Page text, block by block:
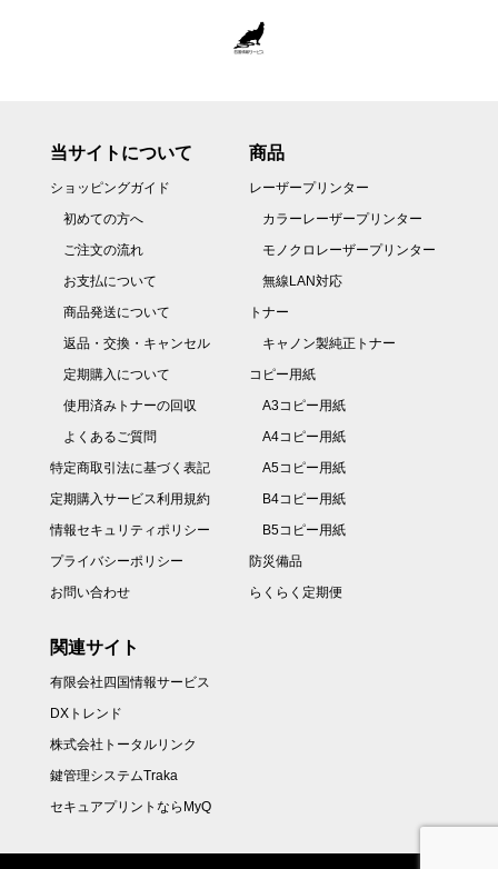
当サイトについて
ショッピングガイド
初めての方へ
ご注文の流れ
お支払について
商品発送について
返品・交換・キャンセル
定期購入について
使用済みトナーの回収
よくあるご質問
特定商取引法に基づく表記
定期購入サービス利用規約
情報セキュリティポリシー
プライバシーポリシー
お問い合わせ
商品
レーザープリンター
カラーレーザープリンター
モノクロレーザープリンター
無線LAN対応
トナー
キャノン製純正トナー
コピー用紙
A3コピー用紙
A4コピー用紙
A5コピー用紙
B4コピー用紙
B5コピー用紙
防災備品
らくらく定期便
関連サイト
有限会社四国情報サービス
DXトレンド
株式会社トータルリンク
鍵管理システムTraka
セキュアプリントならMyQ